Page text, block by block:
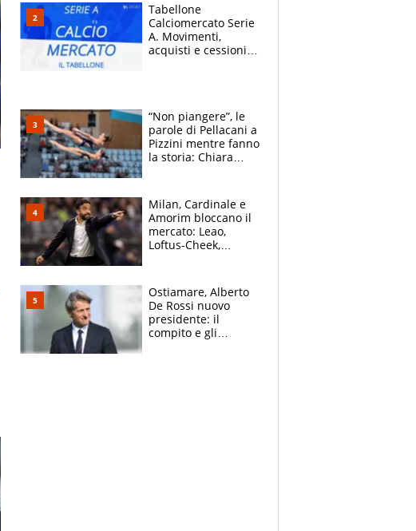
Tabellone
Calciomercato Serie
A. Movimenti,
acquisti e cessioni:
“Non piangere”, le
parole di Pellacani a
Pizzini mentre fanno
la storia: Chiara
Milan, Cardinale e
Amorim bloccano il
mercato: Leao,
Loftus-Cheek,
Soulè e Osorio nel
mirino
Ostiamare, Alberto
De Rossi nuovo
presidente: il
compito e gli